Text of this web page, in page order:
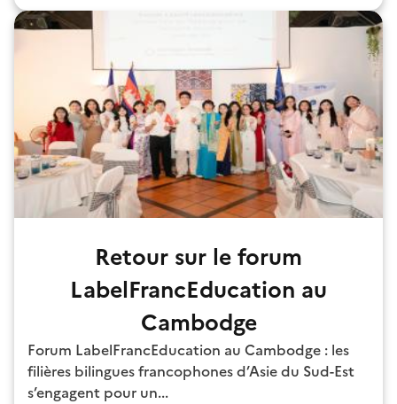
Retour sur le forum
LabelFrancEducation au
Cambodge
Forum LabelFrancEducation au Cambodge : les
filières bilingues francophones d’Asie du Sud-Est
s’engagent pour un...